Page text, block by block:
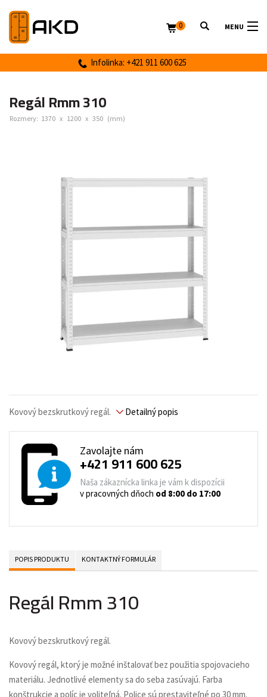
MENU
Infolinka: +421 911 600 625
0
Regál Rmm 310
Rozmery: 1370 x 1200 x 350 (mm)
Kovový bezskrutkový regál. Detailný popis
Zavolajte nám
+421 911 600 625
Naša zákaznícka linka je vám k dispozícii
v pracovných dňoch od 8:00 do 17:00
POPIS PRODUKTU KONTAKTNÝ FORMULÁR
Regál Rmm 310
Kovový bezskrutkový regál.
Kovový regál, ktorý je možné inštalovať bez použitia spojovacieho
materiálu. Jednotlivé elementy sa do seba zasúvajú. Farba
konštrukcie a políc je voliteľná. Police sú prestaviteľné po 30 mm.